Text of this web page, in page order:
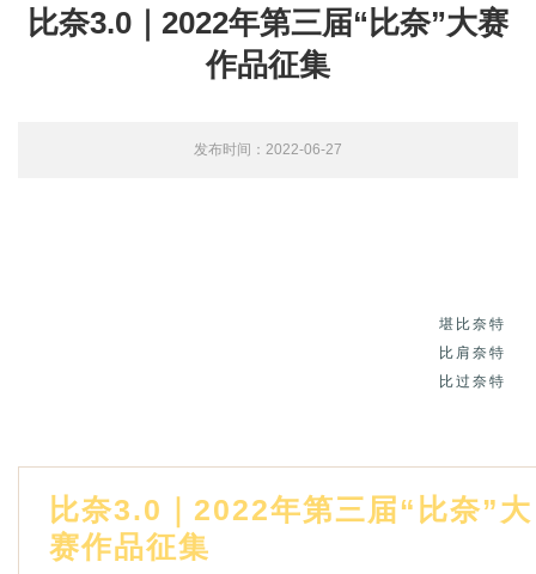
比奈3.0｜2022年第三届“比奈”大赛
作品征集
发布时间：2022-06-27
堪比奈特
比肩奈特
比过奈特
比奈3.0｜2022年第三届“比奈”大
赛作品征集